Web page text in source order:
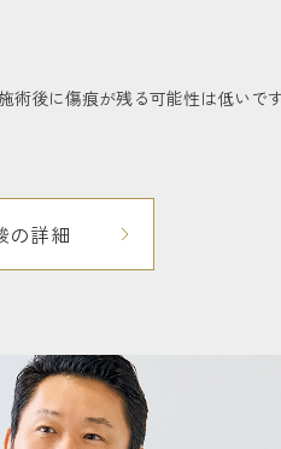
後に傷痕が残る可能性は低いで
の詳細